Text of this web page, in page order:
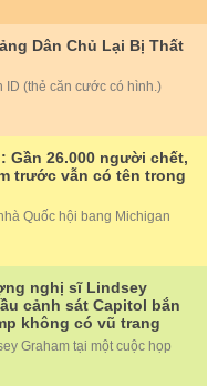
Dân Chủ Lại Bị Thất
ID (thẻ căn cước có hình.)
Gần 26.000 người chết,
trước vẫn có tên trong
Quốc hội bang Michigan
nghị sĩ Lindsey
cảnh sát Capitol bắn
không có vũ trang
Graham tại một cuộc họp